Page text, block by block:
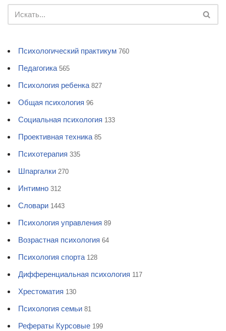
Психологический практикум 760
Педагогика 565
Психология ребенка 827
Общая психология 96
Социальная психология 133
Проективная техника 85
Психотерапия 335
Шпаргалки 270
Интимно 312
Словари 1443
Психология управления 89
Возрастная психология 64
Психология спорта 128
Дифференциальная психология 117
Хрестоматия 130
Психология семьи 81
Рефераты Курсовые 199